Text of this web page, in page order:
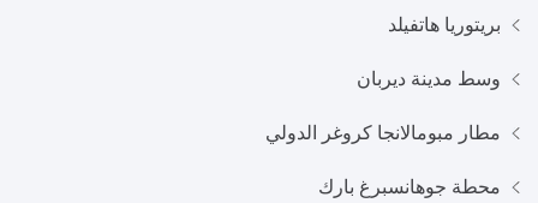
بريتوريا هاتفيلد
وسط مدينة ديربان
مطار مبومالانجا كروغر الدولي
محطة جوهانسبرغ بارك